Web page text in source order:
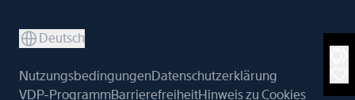
Deutsch
NutzungsbedingungenDatenschutzerklärung
VDP-ProgrammBarrierefreiheitHinweis zu Cookies